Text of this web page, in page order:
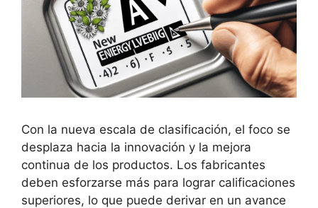
Con la nueva escala de clasificación, el foco se
desplaza hacia la innovación y la mejora
continua de los productos. Los fabricantes
deben esforzarse más para lograr calificaciones
superiores, lo que puede derivar en un avance